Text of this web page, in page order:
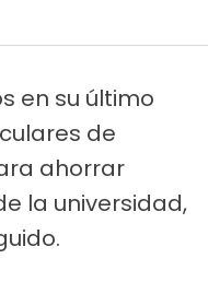
en su último
de
ahorrar
la universidad,